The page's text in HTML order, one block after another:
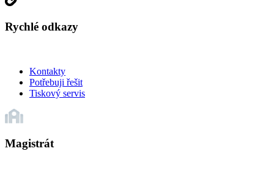
Rychlé odkazy
Kontakty
Potřebuji řešit
Tiskový servis
Magistrát